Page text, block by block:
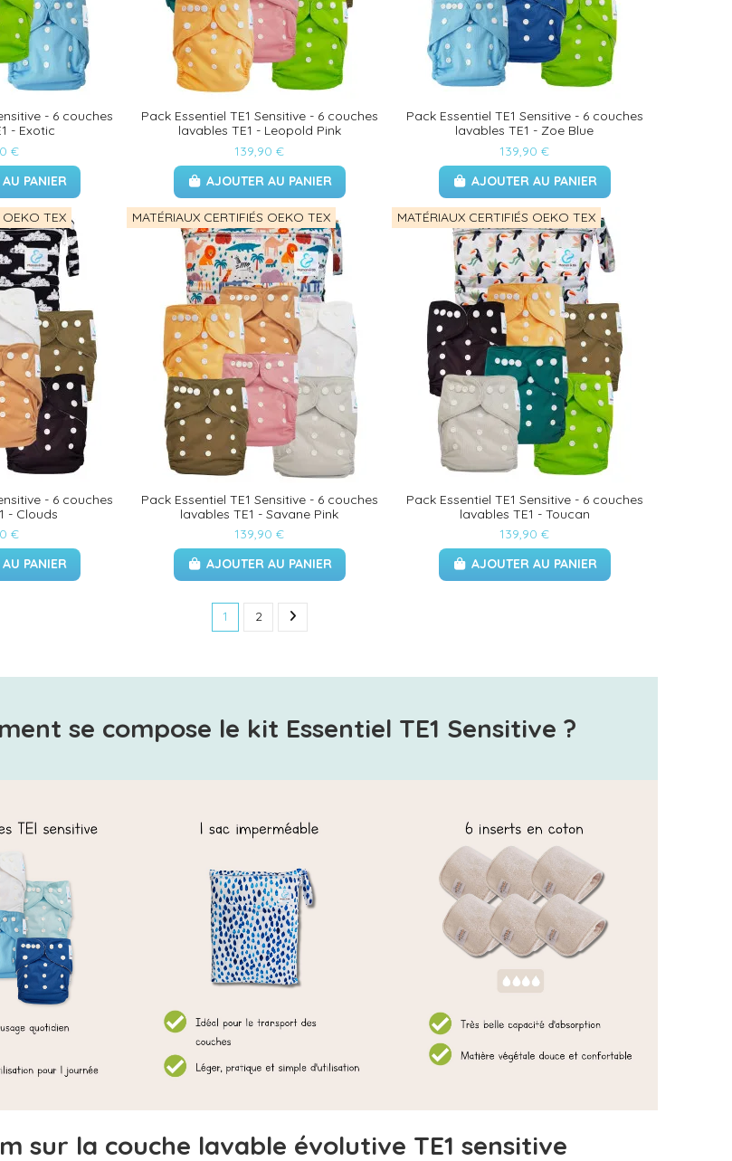
- 6 couches
- Exotic
€
PANIER
Pack Essentiel TE1 Sensitive - 6 couches
lavables TE1 - Leopold Pink
139,90 €
AJOUTER AU PANIER
Pack Essentiel TE1 Sensitive - 6 couches
lavables TE1 - Zoe Blue
139,90 €
AJOUTER AU PANIER
OEKO TEX
- 6 couches
- Clouds
€
PANIER
MATÉRIAUX CERTIFIÉS OEKO TEX
Pack Essentiel TE1 Sensitive - 6 couches
lavables TE1 - Savane Pink
139,90 €
AJOUTER AU PANIER
MATÉRIAUX CERTIFIÉS OEKO TEX
Pack Essentiel TE1 Sensitive - 6 couches
lavables TE1 - Toucan
139,90 €
AJOUTER AU PANIER
1 2
se compose le kit Essentiel TE1 Sensitive ?
sur la couche lavable évolutive TE1 sensitive